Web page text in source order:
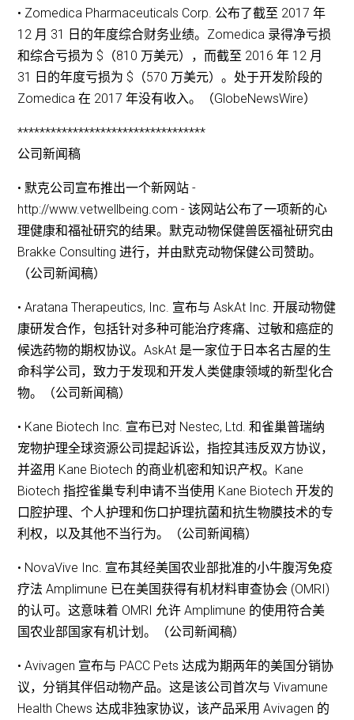
• Zomedica Pharmaceuticals Corp. 公布了截至 2017 年
12 月 31 日的年度综合财务业绩。Zomedica 录得净亏损
和综合亏损为 $（810 万美元），而截至 2016 年 12 月
31 日的年度亏损为 $（570 万美元）。处于开发阶段的
Zomedica 在 2017 年没有收入。（GlobeNewsWire）
**********************************
公司新闻稿
• 默克公司宣布推出一个新网站 -
http://www.vetwellbeing.com - 该网站公布了一项新的心
理健康和福祉研究的结果。默克动物保健兽医福祉研究由
Brakke Consulting 进行，并由默克动物保健公司赞助。
（公司新闻稿）
• Aratana Therapeutics, Inc. 宣布与 AskAt Inc. 开展动物健
康研发合作，包括针对多种可能治疗疼痛、过敏和癌症的
候选药物的期权协议。AskAt 是一家位于日本名古屋的生
命科学公司，致力于发现和开发人类健康领域的新型化合
物。（公司新闻稿）
• Kane Biotech Inc. 宣布已对 Nestec, Ltd. 和雀巢普瑞纳
宠物护理全球资源公司提起诉讼，指控其违反双方协议，
并盗用 Kane Biotech 的商业机密和知识产权。Kane
Biotech 指控雀巢专利申请不当使用 Kane Biotech 开发的
口腔护理、个人护理和伤口护理抗菌和抗生物膜技术的专
利权，以及其他不当行为。（公司新闻稿）
• NovaVive Inc. 宣布其经美国农业部批准的小牛腹泻免疫
疗法 Amplimune 已在美国获得有机材料审查协会 (OMRI)
的认可。这意味着 OMRI 允许 Amplimune 的使用符合美
国农业部国家有机计划。（公司新闻稿）
• Avivagen 宣布与 PACC Pets 达成为期两年的美国分销协
议，分销其伴侣动物产品。这是该公司首次与 Vivamune
Health Chews 达成非独家协议，该产品采用 Avivagen 的